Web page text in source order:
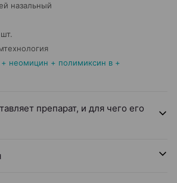
назальный
+ неомицин + полимиксин в +
препарат, и для чего его